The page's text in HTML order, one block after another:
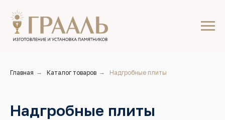
Главная → Каталог товаров → Надгробные плиты
Надгробные плиты